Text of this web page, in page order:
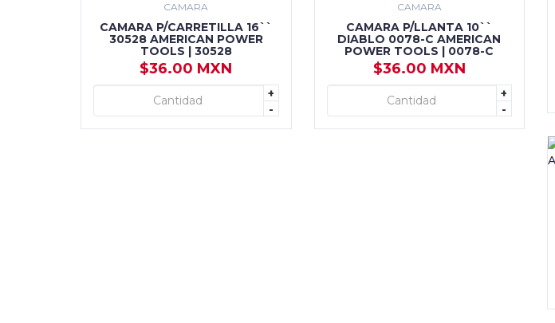
CAMARA
CAMARA P/CARRETILLA 16``
30528 AMERICAN POWER
TOOLS | 30528
$36.00 MXN
+
-
+ AGREGAR
CAMARA
CAMARA P/LLANTA 10``
DIABLO 0078-C AMERICAN
POWER TOOLS | 0078-C
$36.00 MXN
+
-
+ AGREGAR